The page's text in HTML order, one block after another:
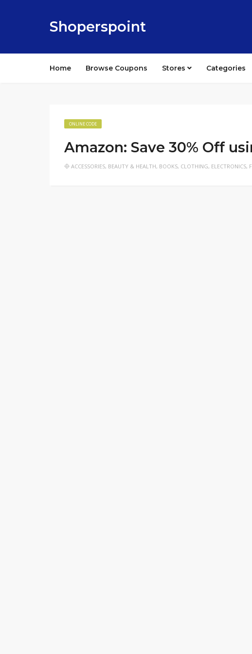
Shoperspoint
Home Browse Coupons Stores Categories
ONLINE CODE
Amazon: Save 30% Off
ACCESSORIES, BEAUTY & HEALTH, BOOKS, CLOTHING, ELECTRONICS,